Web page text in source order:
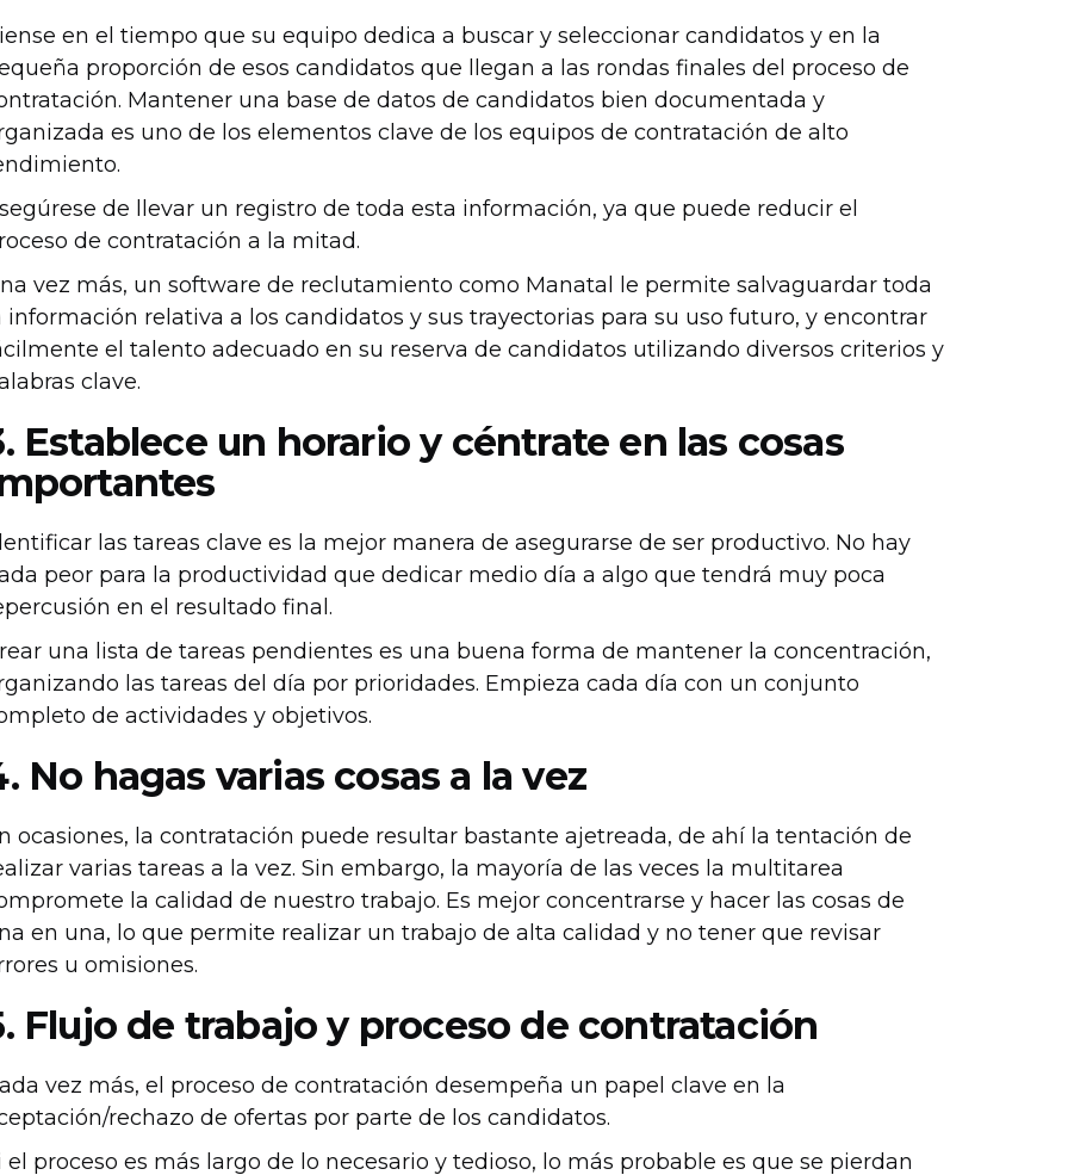
en el tiempo que su equipo dedica a buscar y seleccionar candidatos y en la
proporción de esos candidatos que llegan a las rondas finales del proceso de
Mantener una base de datos de candidatos bien documentada y
es uno de los elementos clave de los equipos de contratación de alto
de llevar un registro de toda esta información, ya que puede reducir el
de contratación a la mitad.
vez más, un software de reclutamiento como Manatal le permite salvaguardar toda
información relativa a los candidatos y sus trayectorias para su uso futuro, y encontrar
el talento adecuado en su reserva de candidatos utilizando diversos criterios y
clave.
Establece un horario y céntrate en las cosas
las tareas clave es la mejor manera de asegurarse de ser productivo. No hay
peor para la productividad que dedicar medio día a algo que tendrá muy poca
en el resultado final.
una lista de tareas pendientes es una buena forma de mantener la concentración,
las tareas del día por prioridades. Empieza cada día con un conjunto
de actividades y objetivos.
No hagas varias cosas a la vez
ocasiones, la contratación puede resultar bastante ajetreada, de ahí la tentación de
varias tareas a la vez. Sin embargo, la mayoría de las veces la multitarea
la calidad de nuestro trabajo. Es mejor concentrarse y hacer las cosas de
en una, lo que permite realizar un trabajo de alta calidad y no tener que revisar
u omisiones.
Flujo de trabajo y proceso de contratación
vez más, el proceso de contratación desempeña un papel clave en la
rechazo de ofertas por parte de los candidatos.
el proceso es más largo de lo necesario y tedioso, lo más probable es que se pierdan